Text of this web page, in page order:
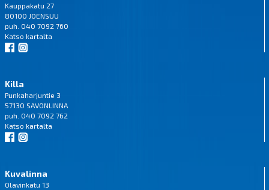
Kauppakatu 27
80100 JOENSUU
puh. 040 7092 760
Katso kartalta
Killa
Punkaharjuntie 3
57130 SAVONLINNA
puh. 040 7092 762
Katso kartalta
Kuvalinna
Olavinkatu 13